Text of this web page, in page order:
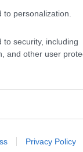
personalization.
to security, including
and other user
Privacy Policy